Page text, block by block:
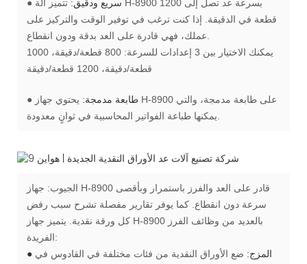
● سريع ودقيق: تتميز آلة H-8900 بسرعة عد تصل إلى 1200
قطعة في الدقيقة. إذا كنت ترغب في توفير الوقت والتركيز على
يمكنك الاختيار بين 3 إعدادات للسرعة: 800 قطعة/دقيقة، 1000
قطعة/دقيقة، 1200 قطعة/دقيقة
● طابعة مدمجة: يحتوي جهاز H-8900 على طابعة مدمجة، والتي
الجيوب: جهاز H-8900 قادر على العد والفرز باستمرار وبأقصى
سرعة دون انقطاع. كما يوفر تقارير مفصلة تشرح سبب رفض
كل ورقة نقدية. يتميز جهاز H-8900 بالعديد من وظائف الفرز
الفريدة:
● المزج: ضع الأوراق النقدية من فئات مختلفة في القادوس في